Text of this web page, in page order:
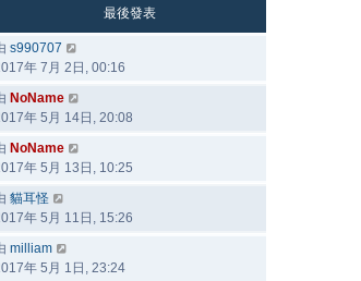
最後發表
s990707
年 7月 2日, 00:16
NoName
年 5月 14日, 20:08
NoName
年 5月 13日, 10:25
貓耳怪
年 5月 11日, 15:26
milliam
年 5月 1日, 23:24